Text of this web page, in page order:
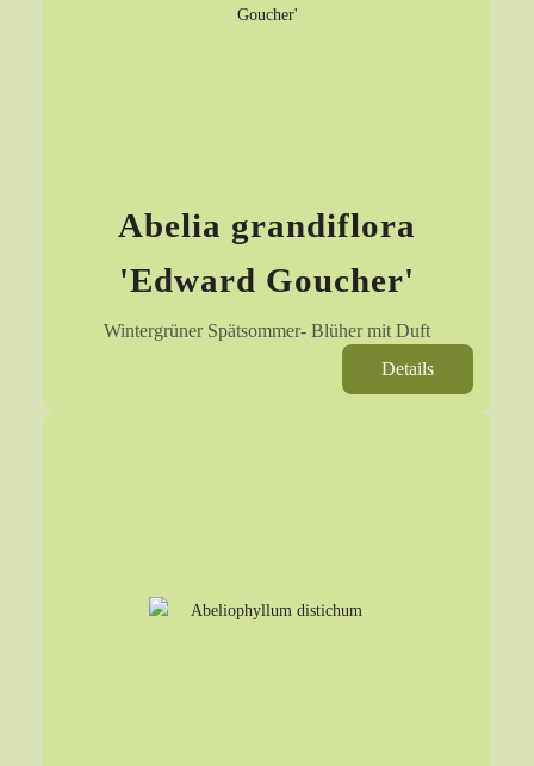
Abelia grandiflora
'Edward Goucher'
Wintergrüner Spätsommer- Blüher mit Duft
Details